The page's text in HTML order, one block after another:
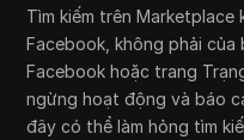
Tìm kiếm trên Marketplace
Facebook, không phải của
Facebook hoặc trang
ngừng hoạt động và báo
đây có thể làm hỏng tìm